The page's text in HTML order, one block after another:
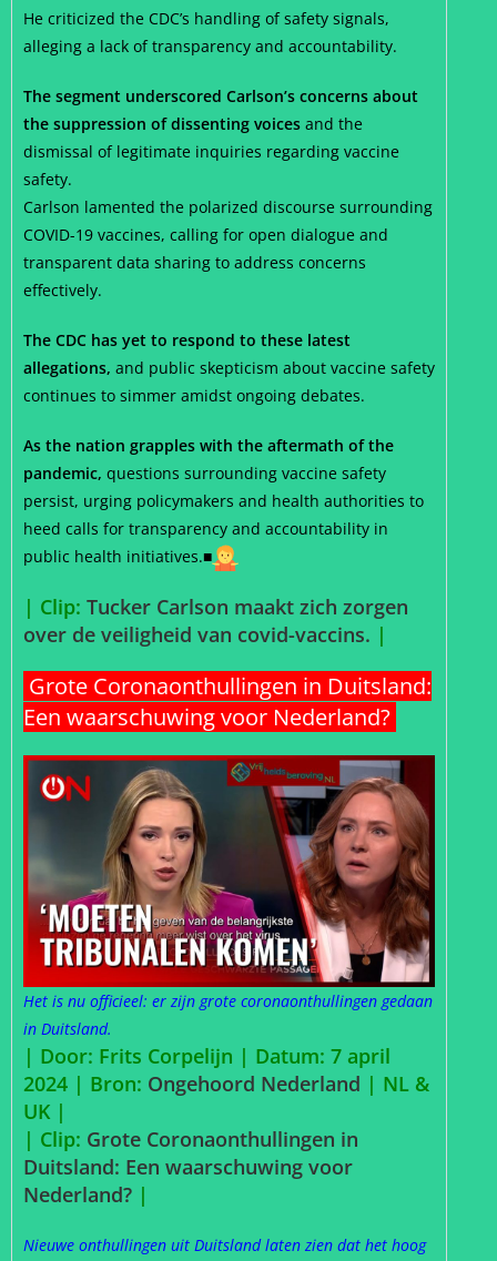
He criticized the CDC’s handling of safety signals,
alleging a lack of transparency and accountability.
The segment underscored Carlson’s concerns about
the suppression of dissenting voices and the
dismissal of legitimate inquiries regarding vaccine
safety.
Carlson lamented the polarized discourse surrounding
COVID-19 vaccines, calling for open dialogue and
transparent data sharing to address concerns
effectively.
The CDC has yet to respond to these latest
allegations, and public skepticism about vaccine safety
continues to simmer amidst ongoing debates.
As the nation grapples with the aftermath of the
pandemic, questions surrounding vaccine safety
persist, urging policymakers and health authorities to
heed calls for transparency and accountability in
public health initiatives.■
| Clip: Tucker Carlson maakt zich zorgen
over de veiligheid van covid-vaccins. |
Grote Coronaonthullingen in Duitsland:
Een waarschuwing voor Nederland?
Het is nu officieel: er zijn grote coronaonthullingen gedaan
in Duitsland.
| Door: Frits Corpelijn | Datum: 7 april
2024 | Bron: Ongehoord Nederland | NL &
UK |
| Clip: Grote Coronaonthullingen in
Duitsland: Een waarschuwing voor
Nederland? |
Nieuwe onthullingen uit Duitsland laten zien dat het hoog